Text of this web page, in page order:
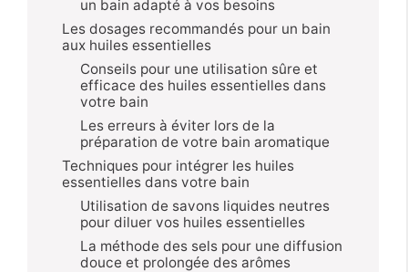
un bain adapté à vos besoins
Les dosages recommandés pour un bain
aux huiles essentielles
Conseils pour une utilisation sûre et
efficace des huiles essentielles dans
votre bain
Les erreurs à éviter lors de la
préparation de votre bain aromatique
Techniques pour intégrer les huiles
essentielles dans votre bain
Utilisation de savons liquides neutres
pour diluer vos huiles essentielles
La méthode des sels pour une diffusion
douce et prolongée des arômes